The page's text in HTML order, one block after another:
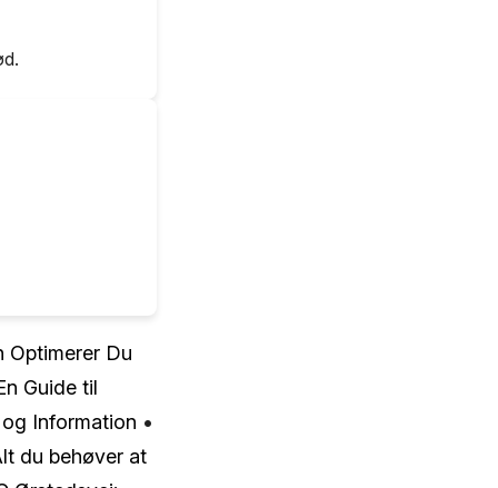
Optimerer Du
Guide til
Information •
du behøver at